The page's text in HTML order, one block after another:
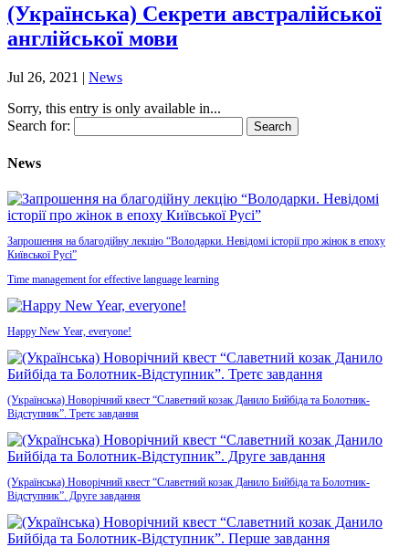
(Українська) Секрети австралійської
англійської мови
Jul 26, 2021 | News
Sorry, this entry is only available in...
Search for:
News
Запрошення на благодійну лекцію “Володарки. Невідомі історії про жінок в епоху
Київської Русі”
Time management for effective language learning
Happy New Year, everyone!
(Українська) Новорічний квест “Славетний козак Данило Бийбіда та Болотник-
Відступник”. Третє завдання
(Українська) Новорічний квест “Славетний козак Данило Бийбіда та Болотник-
Відступник”. Друге завдання